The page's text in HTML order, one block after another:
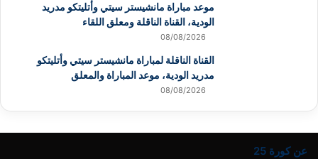
موعد مباراة مانشيستر سيتي وأتليتكو مدريد
الودية، القناة الناقلة ومعلق اللقاء
08/08/2026
القناة الناقلة لمباراة مانشيستر سيتي وأتليتكو
مدريد الودية، موعد المباراة والمعلق
08/08/2026
عن كورة 25